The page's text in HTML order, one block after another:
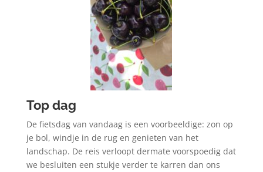
Top dag
De fietsdag van vandaag is een voorbeeldige: zon op
je bol, windje in de rug en genieten van het
landschap. De reis verloopt dermate voorspoedig dat
we besluiten een stukje verder te karren dan ons